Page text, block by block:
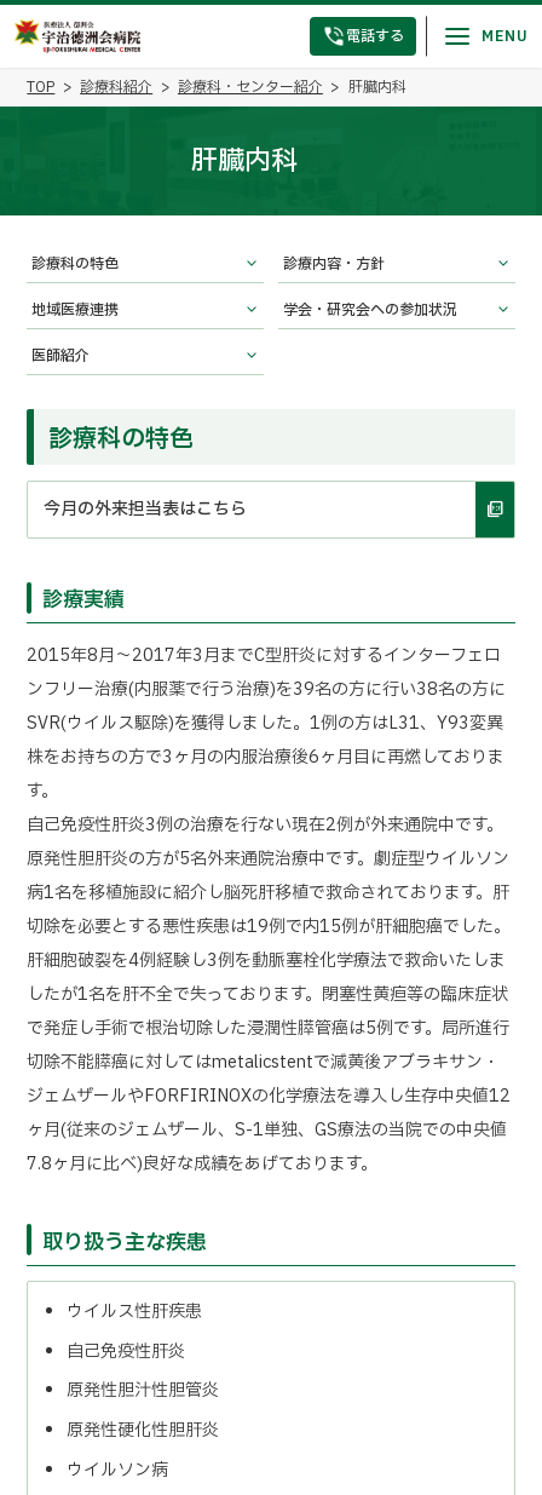
電話する
TOP 診療科紹介 診療科・センター紹介 肝臓内科
肝臓内科
診療科の特色 診療内容・方針
地域医療連携 学会・研究会への参加状況
医師紹介
診療科の特色
今月の外来担当表はこちら
診療実績
2015年8月～2017年3月までC型肝炎に対するインターフェロ
ンフリー治療(内服薬で行う治療)を39名の方に行い38名の方に
SVR(ウイルス駆除)を獲得しました。1例の方はL31、Y93変異
株をお持ちの方で3ヶ月の内服治療後6ヶ月目に再燃しておりま
す。
自己免疫性肝炎3例の治療を行ない現在2例が外来通院中です。
原発性胆肝炎の方が5名外来通院治療中です。劇症型ウイルソン
病1名を移植施設に紹介し脳死肝移植で救命されております。肝
切除を必要とする悪性疾患は19例で内15例が肝細胞癌でした。
肝細胞破裂を4例経験し3例を動脈塞栓化学療法で救命いたしま
したが1名を肝不全で失っております。閉塞性黄疸等の臨床症状
で発症し手術で根治切除した浸潤性膵管癌は5例です。局所進行
切除不能膵癌に対してはmetalicstentで減黄後アブラキサン・
ジェムザールやFORFIRINOXの化学療法を導入し生存中央値12
ヶ月(従来のジェムザール、S-1単独、GS療法の当院での中央値
7.8ヶ月に比べ)良好な成績をあげております。
取り扱う主な疾患
ウイルス性肝疾患
自己免疫性肝炎
原発性胆汁性胆管炎
原発性硬化性胆肝炎
ウイルソン病